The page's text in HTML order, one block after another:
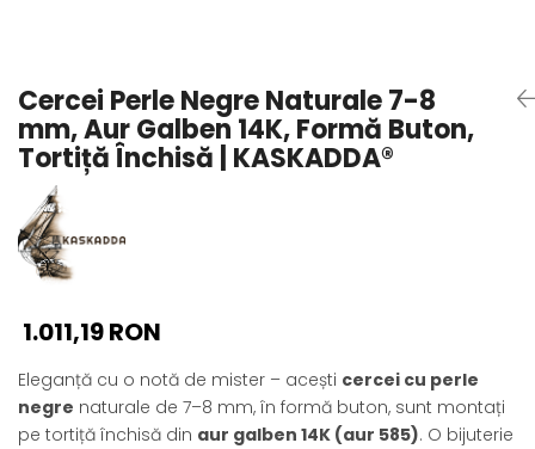
Pandantive cu Perle
Brose cu Perle
Cercei Perle Negre Naturale 7-8
mm, Aur Galben 14K, Formă Buton,
Tortiță Închisă | KASKADDA®
1.011,19 RON
Eleganță cu o notă de mister – acești cercei cu perle
negre naturale de 7–8 mm, în formă buton, sunt montați
pe tortiță închisă din aur galben 14K (aur 585). O bijuterie